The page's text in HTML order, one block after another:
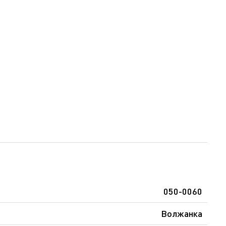
050-0060
Волжанка